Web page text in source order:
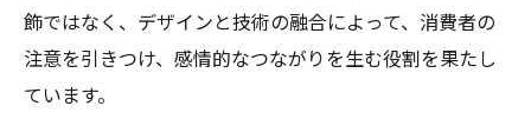
立体看板に使用される最新技術
エネルギー効率の良い照明設計
飾ではなく、デザインと技術の融合によって、消費者の
注意を引きつけ、感情的なつながりを生む役割を果たし
ています。